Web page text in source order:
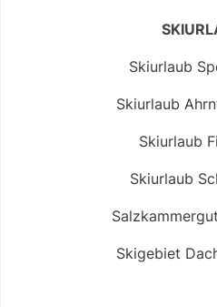
Skiurlaub
Skiurlaub
Skiurlaub
Skiurlaub
Skigebiet